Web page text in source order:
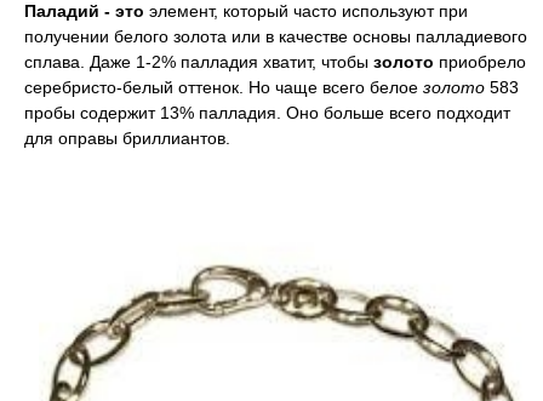
Паладий - это элемент, который часто используют при
получении белого золота или в качестве основы палладиевого
сплава. Даже 1-2% палладия хватит, чтобы золото приобрело
серебристо-белый оттенок. Но чаще всего белое золото 583
пробы содержит 13% палладия. Оно больше всего подходит
для оправы бриллиантов.